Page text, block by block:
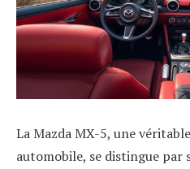
La Mazda MX-5, une
automobile, se distingue par